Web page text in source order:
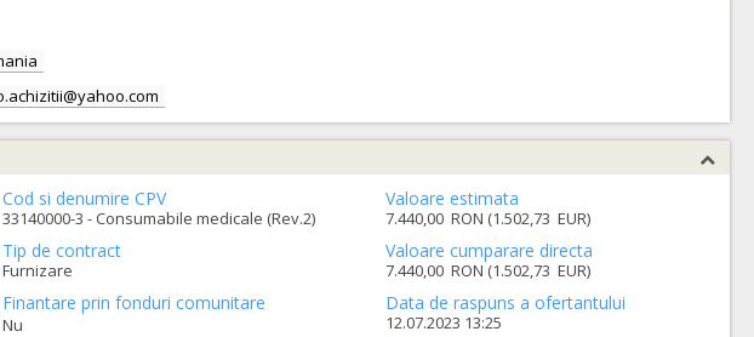
Cod si denumire CPV
33140000-3 - Consumabile medicale (Rev.2)
Tip de contract
Furnizare
Finantare prin fonduri comunitare
Nu
Valoare estimata
7.440,00 RON (1.502,73 EUR)
Valoare cumparare directa
7.440,00 RON (1.502,73 EUR)
Data de raspuns a ofertantului
12.07.2023 13:25